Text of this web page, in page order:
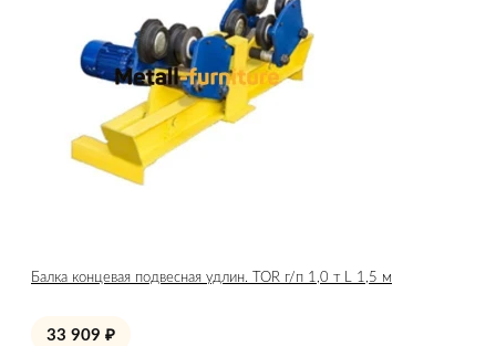
Балка концевая подвесная удлин. TOR г/п 1,0 т L 1,5 м
33 909 ₽